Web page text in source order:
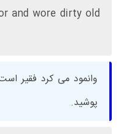
and wore dirty old
وانمود می کرد فقیر
پوشید.